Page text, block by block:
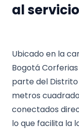
al
Ubicado en la
Bogotá
parte del
metros
conectados
lo que facilita la